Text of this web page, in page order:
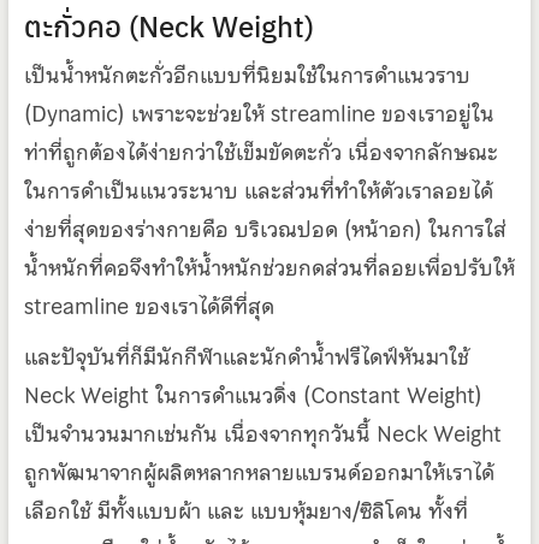
ตะกั่วคอ (Neck Weight)
เป็นน้ำหนักตะกั่วอีกแบบที่นิยมใช้ในการดำแนวราบ
(Dynamic) เพราะจะช่วยให้ streamline ของเราอยู่ใน
ท่าที่ถูกต้องได้ง่ายกว่าใช้เข็มขัดตะกั่ว เนื่องจากลักษณะ
ในการดำเป็นแนวระนาบ และส่วนที่ทำให้ตัวเราลอยได้
ง่ายที่สุดของร่างกายคือ บริเวณปอด (หน้าอก) ในการใส่
น้ำหนักที่คอจึงทำให้น้ำหนักช่วยกดส่วนที่ลอยเพื่อปรับให้
streamline ของเราได้ดีที่สุด
และปัจุบันที่ก็มีนักกีฬาและนักดำน้ำฟรีไดฟ์หันมาใช้
Neck Weight ในการดำแนวดิ่ง (Constant Weight)
เป็นจำนวนมากเช่นกัน เนื่องจากทุกวันนี้ Neck Weight
ถูกพัฒนาจากผู้ผลิตหลากหลายแบรนด์ออกมาให้เราได้
เลือกใช้ มีทั้งแบบผ้า และ แบบหุ้มยาง/ซิลิโคน ทั้งที่